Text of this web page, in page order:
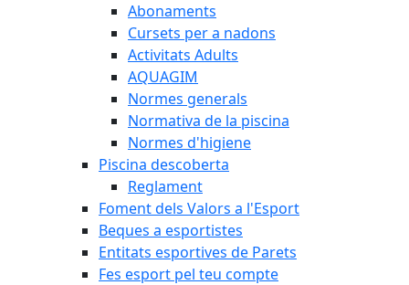
Abonaments
Cursets per a nadons
Activitats Adults
AQUAGIM
Normes generals
Normativa de la piscina
Normes d'higiene
Piscina descoberta
Reglament
Foment dels Valors a l'Esport
Beques a esportistes
Entitats esportives de Parets
Fes esport pel teu compte